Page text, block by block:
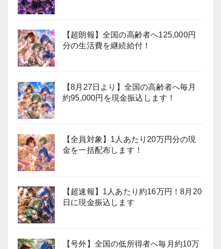
【超朗報】全国の高齢者へ125,000円
分の生活費を継続給付！
【8月27日より】全国の高齢者へ毎月
約95,000円を現金振込します！
【全員対象】1人あたり20万円分の現
金を一括配布します！
【超速報】1人あたり約16万円！8月20
日に現金振込します
【号外】全国の低所得者へ毎月約10万